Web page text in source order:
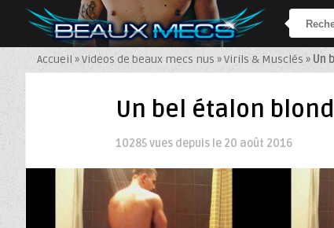
Accueil »Videos de beaux mecs nus »Virils & Musclés » Un
Un bel étalon
10285 vues depuis le 20 août 2016